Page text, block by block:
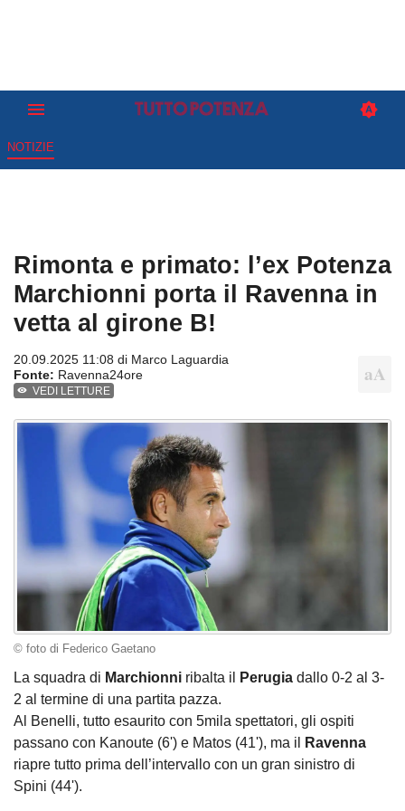
NOTIZIE
Rimonta e primato: l’ex Potenza
Marchionni porta il Ravenna in
vetta al girone B!
20.09.2025 11:08 di Marco Laguardia
Fonte: Ravenna24ore
VEDI LETTURE
© foto di Federico Gaetano
La squadra di Marchionni ribalta il Perugia dallo 0-2 al 3-
2 al termine di una partita pazza.
Al Benelli, tutto esaurito con 5mila spettatori, gli ospiti
passano con Kanoute (6') e Matos (41'), ma il
Ravenna
riapre tutto prima dell’intervallo con un gran sinistro di
Spini (44').